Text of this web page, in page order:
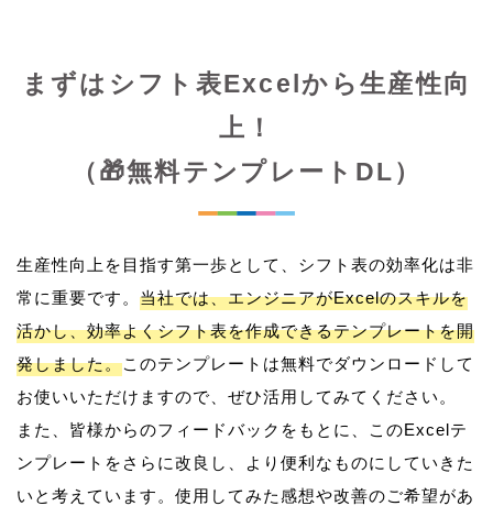
まずはシフト表Excelから生産性向
上！
（🎁無料テンプレートDL）
生産性向上を目指す第一歩として、シフト表の効率化は非
常に重要です。 当社では、エンジニアがExcelのスキルを
活かし、効率よくシフト表を作成できるテンプレートを開
発しました。このテンプレートは無料でダウンロードして
お使いいただけますので、ぜひ活用してみてください。
また、皆様からのフィードバックをもとに、このExcelテ
ンプレートをさらに改良し、より便利なものにしていきた
いと考えています。使用してみた感想や改善のご希望があ